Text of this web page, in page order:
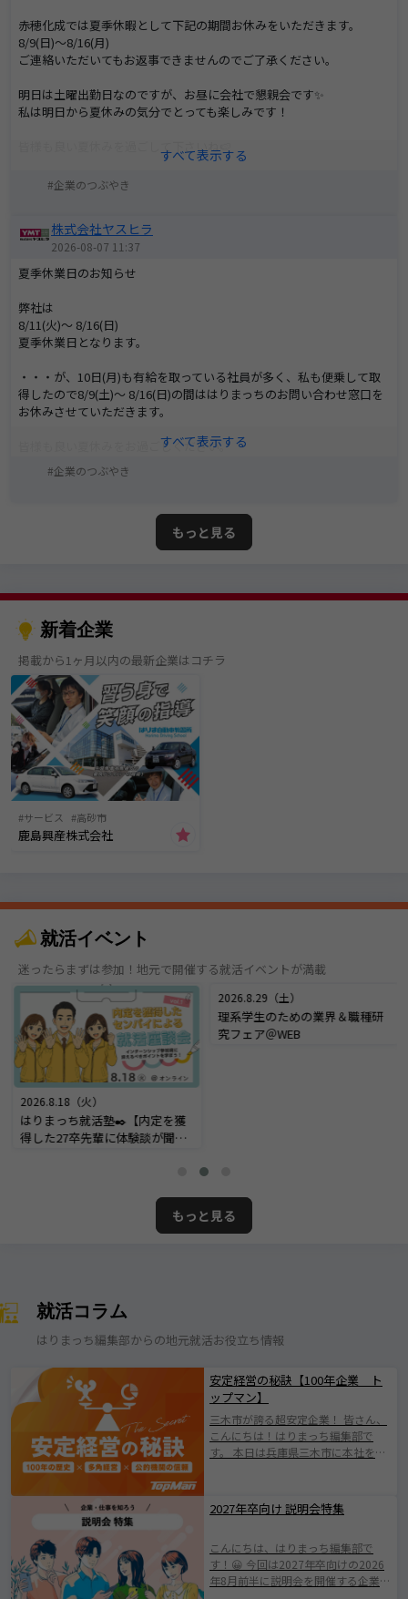
赤穂化成では夏季休暇として下記の期間お休みをいただきます。
8/9(日)～8/16(月)
ご連絡いただいてもお返事できませんのでご了承ください。
明日は土曜出勤日なのですが、お昼に会社で懇親会です✨
私は明日から夏休みの気分でとっても楽しみです！
皆様も良い夏休みを過ごして下さいね🍉
企業のつぶやき
株式会社ヤスヒラ
2026-08-07 11:37
夏季休業日のお知らせ
弊社は
8/11(火)～ 8/16(日)
夏季休業日となります。
・・・が、10日(月)も有給を取っている社員が多く、私も便乗して取
得したので8/9(土)〜 8/16(日)の間ははりまっちのお問い合わせ窓口を
お休みさせていただきます。
皆様も良い夏休みをお過ごしください。
企業のつぶやき
もっと見る
新着企業
掲載から1ヶ月以内の最新企業はコチラ
サービス 高砂市
鹿島興産株式会社
就活イベント
迷ったらまずは参加！地元で開催する就活イベントが満載
2026.8.18（火）
はりまっち就活塾✒️【内定を獲
得した27卒先輩に体験談が聞け
もっと見る
就活コラム
はりまっち編集部からの地元就活お役立ち情報
安定経営の秘訣【100年企業 ト
ップマン】
三木市が誇る超安定企業！ 皆さん、
こんにちは！はりまっち編集部で
す。 本日は兵庫県三木市に本社を構
1924年の創業以来、100年にわたり
地域とともに歩んできた歴史ある企
として知られる三木市に根ざした会
社で伝統を守りながらも、 新たな価
値創出に挑戦されている企業です
2027年卒向け 説明会特集
こんにちは、はりまっち編集部で
す！😀 今回は2027年卒向けの2026
年8月前半に説明会を開催する企業を